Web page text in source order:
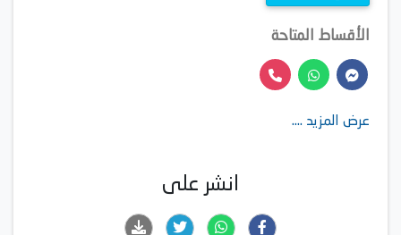
الأقساط المتاحة
عرض المزيد ....
انشر على